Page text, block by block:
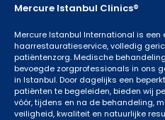
Mercure Istanbul Clinics®
Mercure Istanbul International is
haarrestauratieservice, volledig
patiëntenzorg. Medische
bevoegde zorgprofessionals in ons
in Istanbul. Door dagelijks een
patiënten te begeleiden, bieden wij
vóór, tijdens en na de behandeling,
veiligheid, kwaliteit en natuurlijke